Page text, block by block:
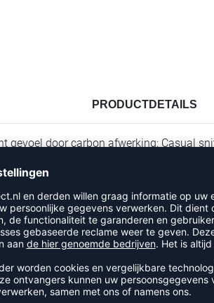
PRODUCTDETAILS
door carbon afwerking; Casual
RECENT